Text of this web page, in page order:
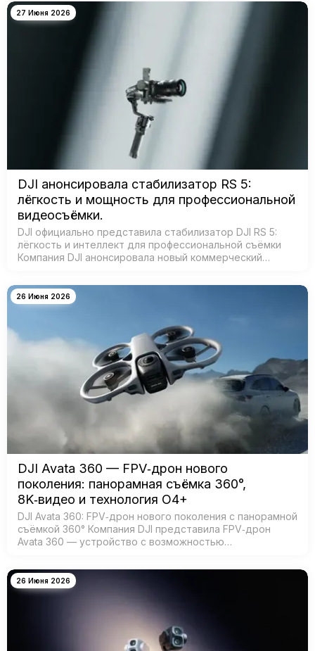
27 Июня 2026
DJI анонсировала стабилизатор RS 5:
лёгкость и мощность для профессиональной
видеосъёмки.
DJI официально представила стабилизатор DJI RS 5:
лёгкость и интеллект для профессиональной съёмки
Компания DJI анонсировала новый коммерческий
масштабным обновлением ключевых систе…
26 Июня 2026
DJI Avata 360 — FPV‑дрон нового
поколения: панорамная съёмка 360°,
8K‑видео и технология O4+
DJI Avata 360: FPV‑дрон нового поколения с панорамной
съёмкой 360° Компания DJI представила FPV‑дрон
Avata 360 — устройство с возможностью
иммерсивных видео. Модель создана для:…
26 Июня 2026